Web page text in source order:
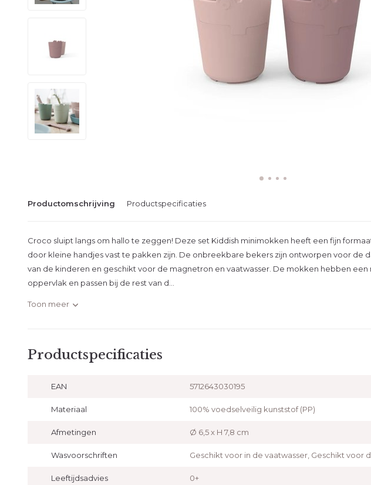
Productomschrijving Productspecificaties
Croco sluipt langs om hallo te zeggen! Deze set Kiddish minimokken heeft een fijn
door kleine handjes vast te pakken zijn. De onbreekbare bekers zijn ontworpen voor de
van de kinderen en geschikt voor de magnetron en vaatwasser. De mokken hebben een
oppervlak en passen bij de rest van d...
Toon meer
Productspecificaties
EAN 5712643030195
Materiaal 100% voedselveilig kunststof (PP)
Afmetingen Ø 6,5 x H 7,8 cm
Wasvoorschriften Geschikt voor in de vaatwasser, Geschikt voor
Leeftijdsadvies 0+